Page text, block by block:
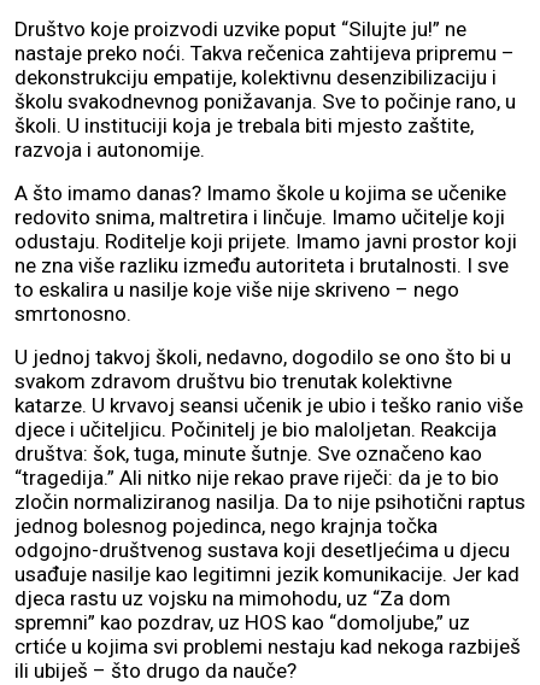
Društvo koje proizvodi uzvike poput “Silujte ju!” ne
nastaje preko noći. Takva rečenica zahtijeva pripremu –
dekonstrukciju empatije, kolektivnu desenzibilizaciju i
školu svakodnevnog ponižavanja. Sve to počinje rano, u
školi. U instituciji koja je trebala biti mjesto zaštite,
razvoja i autonomije.
A što imamo danas? Imamo škole u kojima se učenike
redovito snima, maltretira i linčuje. Imamo učitelje koji
odustaju. Roditelje koji prijete. Imamo javni prostor koji
ne zna više razliku između autoriteta i brutalnosti. I sve
to eskalira u nasilje koje više nije skriveno – nego
smrtonosno.
U jednoj takvoj školi, nedavno, dogodilo se ono što bi u
svakom zdravom društvu bio trenutak kolektivne
katarze. U krvavoj seansi učenik je ubio i teško ranio više
djece i učiteljicu. Počinitelj je bio maloljetan. Reakcija
društva: šok, tuga, minute šutnje. Sve označeno kao
“tragedija.” Ali nitko nije rekao prave riječi: da je to bio
zločin normaliziranog nasilja. Da to nije psihotični raptus
jednog bolesnog pojedinca, nego krajnja točka
odgojno-društvenog sustava koji desetljećima u djecu
usađuje nasilje kao legitimni jezik komunikacije. Jer kad
djeca rastu uz vojsku na mimohodu, uz “Za dom
spremni” kao pozdrav, uz HOS kao “domoljube,” uz
crtiće u kojima svi problemi nestaju kad nekoga razbiješ
ili ubiješ – što drugo da nauče?